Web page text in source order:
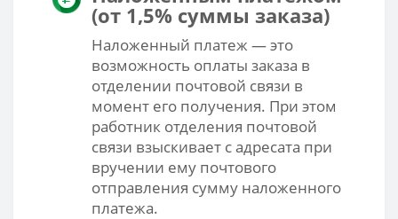
(от 1,5% суммы заказа)
Наложенный платеж — это
возможность оплаты заказа в
отделении почтовой связи в
момент его получения. При этом
работник отделения почтовой
связи взыскивает с адресата при
вручении ему почтового
отправления сумму наложенного
платежа.